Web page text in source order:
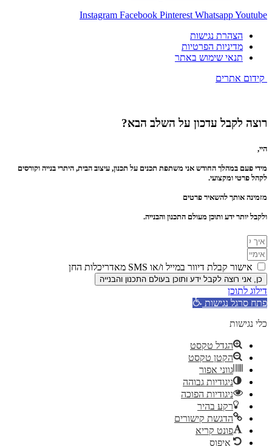
Instagram Facebook Pinterest WhatsappYoutube
הצהרת נגישות
מדיניות הפרטיות
תנאי שימוש באתר
קידום אתרים
רוצה לקבל עדכון על השלב הבא?
היי,
מידי פעם במהלך החודש אני משתפת תכנים על תכנון, עיצוב הבית, היתרי בנייה וקורסים
לקהל פרטי ומקצועי.
מזמינה אותך להשאיר פרטים
ולקבל יותר ידע ותוכן מעולם התכנון והבנייה.
אישור קבלת דיוור במייל ו/או SMS מאדריכלות החן
כן, אני רוצה לקבל ידע ותוכן בעולם התכנון והבנייה
דילוג לתוכן
פתח סרגל נגישות
כלי נגישות
הגדל טקסט
הקטן טקסט
גווני אפור
ניגודיות גבוהה
ניגודיות הפוכה
רקע בהיר
הדגשת קישורים
פונט קריא
איפוס